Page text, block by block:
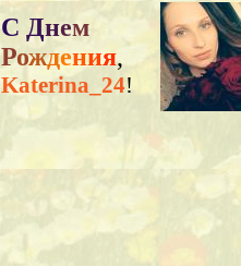
С Днем
Рождения,
Katerina_24!